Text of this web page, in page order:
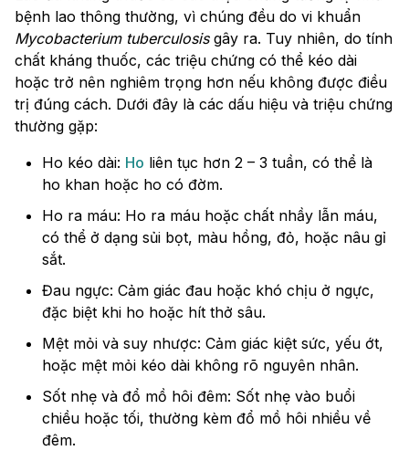
bệnh lao thông thường, vì chúng đều do vi khuẩn
Mycobacterium tuberculosisgây ra. Tuy nhiên, do tính
chất kháng thuốc, các triệu chứng có thể kéo dài
hoặc trở nên nghiêm trọng hơn nếu không được điều
trị đúng cách. Dưới đây là các dấu hiệu và triệu chứng
thường gặp:
Ho kéo dài: Ho liên tục hơn 2 – 3 tuần, có thể là
ho khan hoặc ho có đờm.
Ho ra máu: Ho ra máu hoặc chất nhầy lẫn máu,
có thể ở dạng sủi bọt, màu hồng, đỏ, hoặc nâu gỉ
sắt.
Đau ngực: Cảm giác đau hoặc khó chịu ở ngực,
đặc biệt khi ho hoặc hít thở sâu.
Mệt mỏi và suy nhược: Cảm giác kiệt sức, yếu ớt,
hoặc mệt mỏi kéo dài không rõ nguyên nhân.
Sốt nhẹ và đổ mồ hôi đêm: Sốt nhẹ vào buổi
chiều hoặc tối, thường kèm đổ mồ hôi nhiều về
đêm.